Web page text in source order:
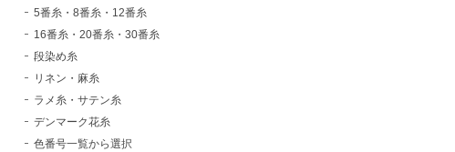
5番糸・8番糸・12番糸
16番糸・20番糸・30番糸
段染め糸
リネン・麻糸
ラメ糸・サテン糸
デンマーク花糸
色番号一覧から選択